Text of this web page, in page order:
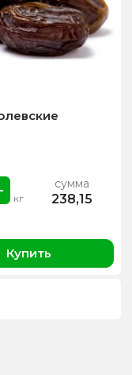
кг
сумма
238,15
Купить